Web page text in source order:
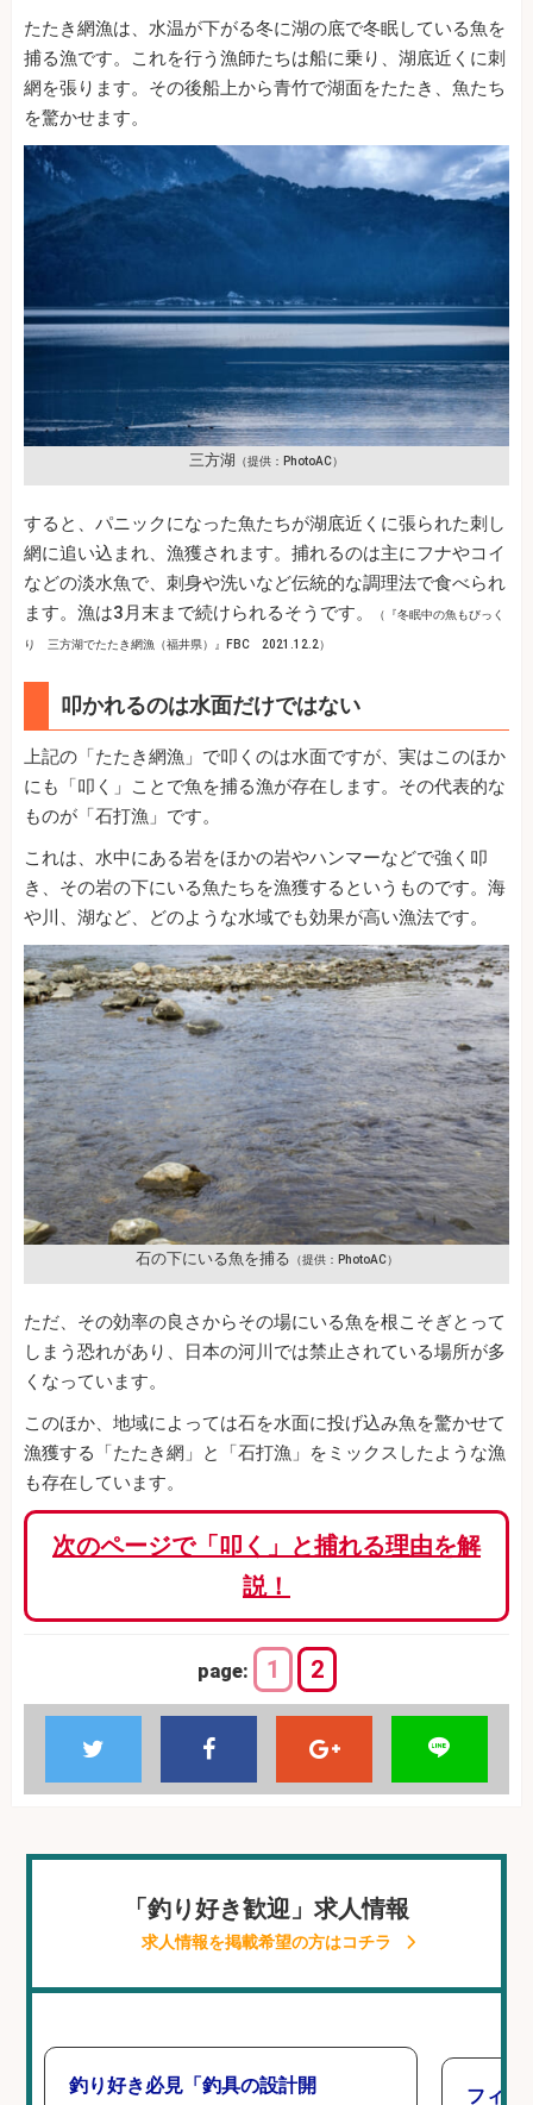
たたき網漁は、水温が下がる冬に湖の底で冬眠している魚を
捕る漁です。これを行う漁師たちは船に乗り、湖底近くに刺
網を張ります。その後船上から青竹で湖面をたたき、魚たち
を驚かせます。
三方湖 （提供：PhotoAC）
すると、パニックになった魚たちが湖底近くに張られた刺し
網に追い込まれ、漁獲されます。捕れるのは主にフナやコイ
などの淡水魚で、刺身や洗いなど伝統的な調理法で食べられ
ます。漁は3月末まで続けられるそうです。
（『冬眠中の魚もびっく
り 三方湖でたたき網漁（福井県）』FBC 2021.12.2）
叩かれるのは水面だけではない
上記の「たたき網漁」で叩くのは水面ですが、実はこのほか
にも「叩く」ことで魚を捕る漁が存在します。その代表的な
ものが「石打漁」です。
これは、水中にある岩をほかの岩やハンマーなどで強く叩
き、その岩の下にいる魚たちを漁獲するというものです。海
や川、湖など、どのような水域でも効果が高い漁法です。
石の下にいる魚を捕る （提供：PhotoAC）
ただ、その効率の良さからその場にいる魚を根こそぎとって
しまう恐れがあり、日本の河川では禁止されている場所が多
くなっています。
このほか、地域によっては石を水面に投げ込み魚を驚かせて
漁獲する「たたき網」と「石打漁」をミックスしたような漁
も存在しています。
次のページで「叩く」と捕れる理由を解
説！
page: 1 2
「釣り好き歓迎」求人情報
求人情報を掲載希望の方はコチラ
釣り好き必見「釣具の設計開
フィッ